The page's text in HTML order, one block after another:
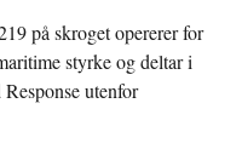
på skroget opererer for
styrke og deltar i
utenfor